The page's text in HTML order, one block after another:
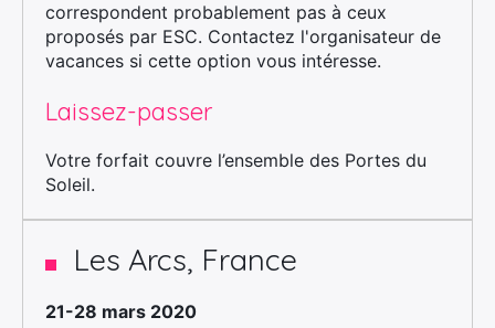
correspondent probablement pas à ceux
proposés par ESC. Contactez l'organisateur de
vacances si cette option vous intéresse.
Laissez-passer
Votre forfait couvre l’ensemble des Portes du
Soleil.
Les Arcs, France
21-28 mars 2020